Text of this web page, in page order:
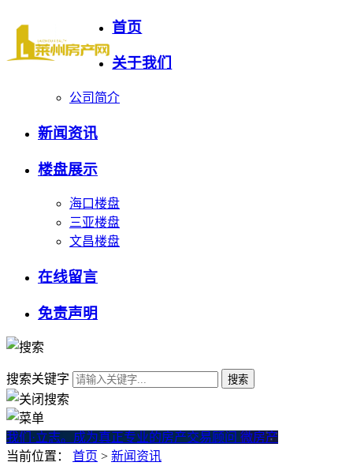
首页
关于我们
公司简介
新闻资讯
楼盘展示
海口楼盘
三亚楼盘
文昌楼盘
在线留言
免责声明
搜索关键字
我们·立志。成为真正专业的房产交易顾问 微房产
当前位置： 首页 > 新闻资讯